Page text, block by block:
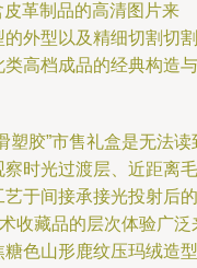
皮革制品的高清图片来
外型以及精细切割切割
高档成品的经典构造与
塑胶”市售礼盒是无法读
时光过渡层、近距离毛
于间接承接光投射后的
收藏品的层次体验广泛
色山形鹿纹压玛绒造型